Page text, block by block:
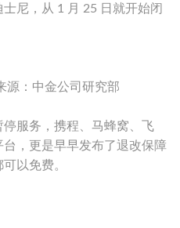
尼，从 1 月 25 日就开始闭
源：中金公司研究部
服务，携程、马蜂窝、飞
，更是早早发布了退改保障
以免费。